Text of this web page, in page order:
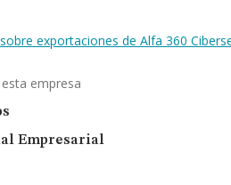
exportaciones de Alfa 360
empresa
Empresarial